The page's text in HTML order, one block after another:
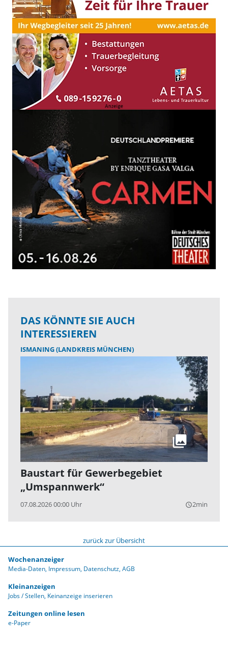
DAS KÖNNTE SIE AUCH
INTERESSIEREN
ISMANING (LANDKREIS MÜNCHEN)
Baustart für Gewerbegebiet
„Umspannwerk“
07.08.2026 00:00 Uhr query_builder2min
zurück zur Übersicht
Wochenanzeiger
Media-Daten Impressum Datenschutz AGB
Kleinanzeigen
Jobs / Stellen Keinanzeige inserieren
Zeitungen online lesen
e-Paper